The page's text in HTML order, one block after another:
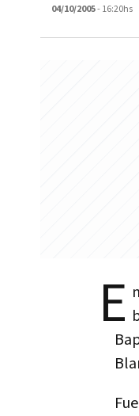
04/10/2005- 16:20hs
E